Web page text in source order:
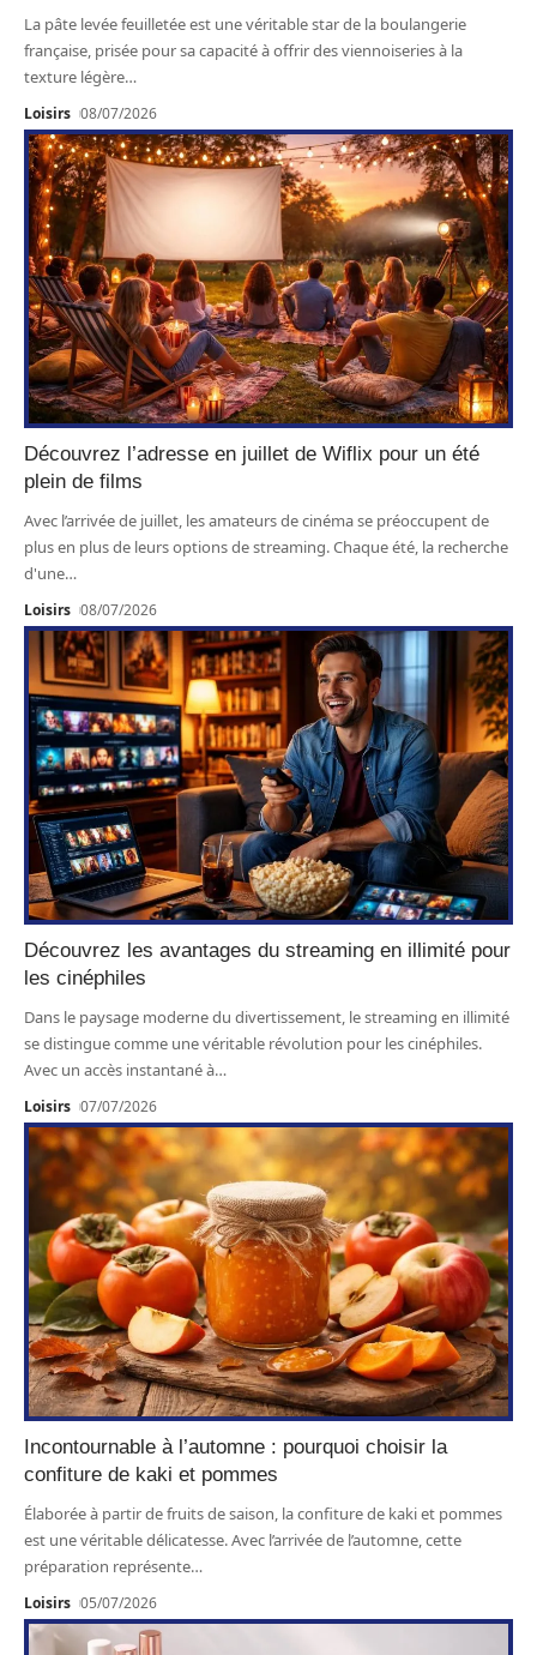
La pâte levée feuilletée est une véritable star de la boulangerie
française, prisée pour sa capacité à offrir des viennoiseries à la
texture légère…
Loisirs 08/07/2026
Découvrez l’adresse en juillet de Wiflix pour un été
plein de films
Avec l’arrivée de juillet, les amateurs de cinéma se préoccupent de
plus en plus de leurs options de streaming. Chaque été, la recherche
d'une…
Loisirs 08/07/2026
Découvrez les avantages du streaming en illimité pour
les cinéphiles
Dans le paysage moderne du divertissement, le streaming en illimité
se distingue comme une véritable révolution pour les cinéphiles.
Avec un accès instantané à…
Loisirs 07/07/2026
Incontournable à l’automne : pourquoi choisir la
confiture de kaki et pommes
Élaborée à partir de fruits de saison, la confiture de kaki et pommes
est une véritable délicatesse. Avec l’arrivée de l’automne, cette
préparation représente…
Loisirs 05/07/2026